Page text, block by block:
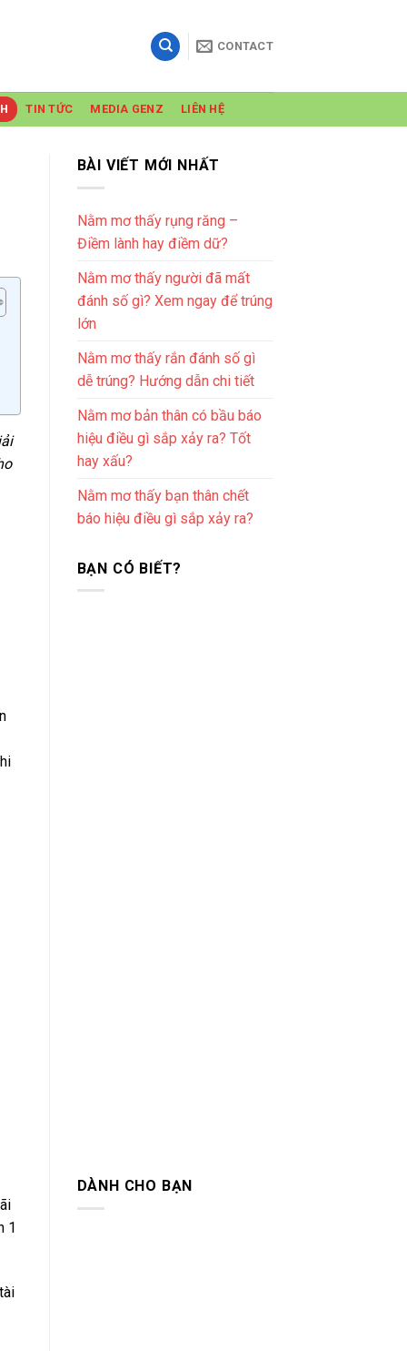
CONTACT
TIN TỨC MEDIA GENZ LIÊN HỆ
1
BÀI VIẾT MỚI NHẤT
Nằm mơ thấy rụng răng –
Điềm lành hay điềm dữ?
Nằm mơ thấy người đã mất
đánh số gì? Xem ngay để trúng
lớn
Nằm mơ thấy rắn đánh số gì
dễ trúng? Hướng dẫn chi tiết
Nằm mơ bản thân có bầu báo
hiệu điều gì sắp xảy ra? Tốt
hay xấu?
Nằm mơ thấy bạn thân chết
báo hiệu điều gì sắp xảy ra?
BẠN CÓ BIẾT?
DÀNH CHO BẠN